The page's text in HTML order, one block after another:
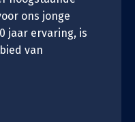
ons jonge
jaar ervaring, is
van